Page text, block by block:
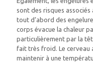
sont des risques
tout d’abord des
corps évacue la chaleur
particulièrement par la
fait très froid. Le cerveau
maintenir à une